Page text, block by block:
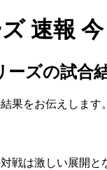
速報
ーズの試合
果をお伝えします。
戦は激しい展開と